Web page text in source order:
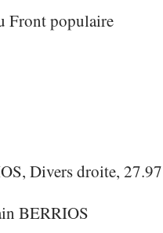
Front populaire
Divers droite,
BERRIOS